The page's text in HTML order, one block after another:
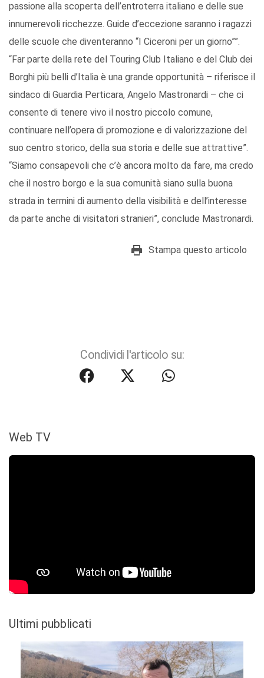
passione alla scoperta dell’entroterra italiano e delle sue
innumerevoli ricchezze. Guide d’eccezione saranno i ragazzi
delle scuole che diventeranno “I Ciceroni per un giorno””.
“Far parte della rete del Touring Club Italiano e del Club dei
Borghi più belli d’Italia è una grande opportunità – riferisce il
sindaco di Guardia Perticara, Angelo Mastronardi – che ci
consente di tenere vivo il nostro piccolo comune,
continuare nell’opera di promozione e di valorizzazione del
suo centro storico, della sua storia e delle sue attrattive”.
“Siamo consapevoli che c’è ancora molto da fare, ma credo
che il nostro borgo e la sua comunità siano sulla buona
strada in termini di aumento della visibilità e dell’interesse
da parte anche di visitatori stranieri”, conclude Mastronardi.
Stampa questo articolo
Condividi l'articolo su:
Web TV
Ultimi pubblicati